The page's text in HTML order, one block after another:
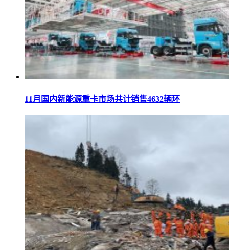
11月国内新能源重卡市场共计销售4632辆环